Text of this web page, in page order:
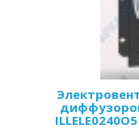
диффузором